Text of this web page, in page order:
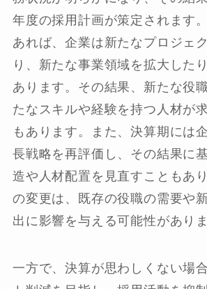
年度の採用計画が策定されます
あれば、企業は新たなプロジェ
り、新たな事業領域を拡大した
あります。その結果、新たな役
たなスキルや経験を持つ人材が
もあります。また、決算期には
長戦略を再評価し、その結果に
造や人材配置を見直すこともあ
の変更は、既存の役職の需要や
出に影響を与える可能性がありま
一方で、決算が思わしくない場